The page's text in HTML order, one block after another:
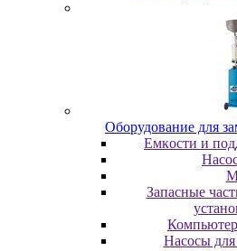
Oбopудoвaниe для
Eмкocти и
Запасные
Насосы